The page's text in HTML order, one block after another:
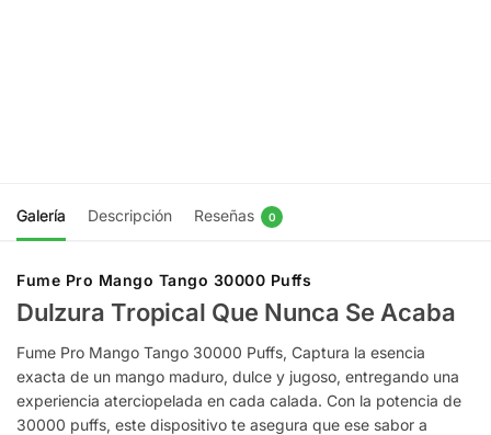
Galería Descripción Reseñas 0
Fume Pro Mango Tango 30000 Puffs
Dulzura Tropical Que Nunca Se Acaba
Fume Pro Mango Tango 30000 Puffs, Captura la esencia
exacta de un mango maduro, dulce y jugoso, entregando una
experiencia aterciopelada en cada calada. Con la potencia de
30000 puffs, este dispositivo te asegura que ese sabor a